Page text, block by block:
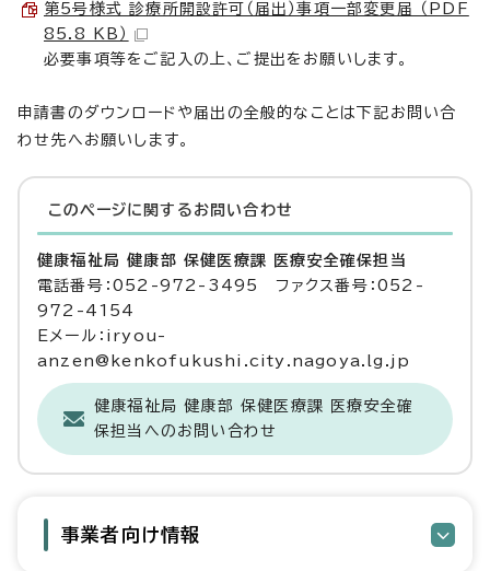
第5号様式 診療所開設許可（届出）事項一部変更届 （PDF
85.8 KB）
必要事項等をご記入の上、ご提出をお願いします。
申請書のダウンロードや届出の全般的なことは下記お問い合
わせ先へお願いします。
このページに関する お問い合わせ
健康福祉局 健康部 保健医療課 医療安全確保担当
電話番号：052-972-3495 ファクス番号：052-
972-4154
Eメール：iryou-
anzen@kenkofukushi.city.nagoya.lg.jp
健康福祉局 健康部 保健医療課 医療安全確
保担当へのお問い合わせ
事業者向け情報